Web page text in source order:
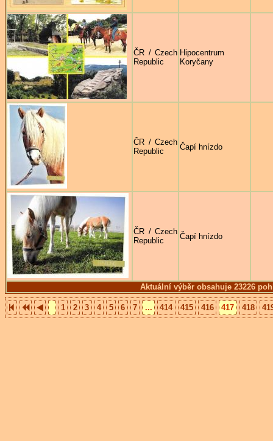
Aktuální výběr obsahuje 23226
ČR / Czech
Republic
Hipocentrum
Koryčany
ČR / Czech
Republic
Čapí hnízdo
ČR / Czech
Republic
Čapí hnízdo
1 2 3 4 5 6 7 ... 414 415 416 417 418